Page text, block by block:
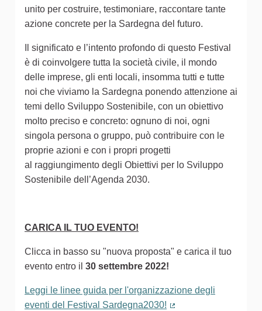
unito per costruire, testimoniare, raccontare tante
azione concrete per la Sardegna del futuro.
Il significato e l’intento profondo di questo Festival
è di coinvolgere tutta la società civile, il mondo
delle imprese, gli enti locali, insomma tutti e tutte
noi che viviamo la Sardegna ponendo attenzione ai
temi dello Sviluppo Sostenibile, con un obiettivo
molto preciso e concreto: ognuno di noi, ogni
singola persona o gruppo, può contribuire con le
proprie azioni e con i propri progetti
al raggiungimento degli Obiettivi per lo Sviluppo
Sostenibile dell’Agenda 2030.
CARICA IL TUO EVENTO!
Clicca in basso su "nuova proposta" e carica il tuo
evento entro il 30 settembre 2022!
Leggi le linee guida per l'organizzazione degli
eventi del Festival Sardegna2030!